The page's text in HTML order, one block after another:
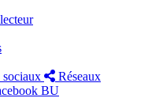
sociaux
Réseaux
BU